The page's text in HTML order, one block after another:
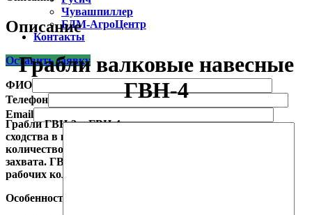
Чувашпиллер
БДМ-АгроЦентр
Контакты
Оставить заявку
ФИО
Телефон
Email
Описание
Грабли валковые навесные
ГВН-4
Грабли ГВН-3 и ГВН-4 являются однотипными, имеют
сходства в конструктивном исполнении и отличаются
количеством рабочих колес и, соответственно, шириной
захвата. ГВН-3 имеет 4 рабочих колеса, а ГВН-4 – 5
рабочих колёс.
Особенности и преимущества граблей ГВН-3, ГВН-4: